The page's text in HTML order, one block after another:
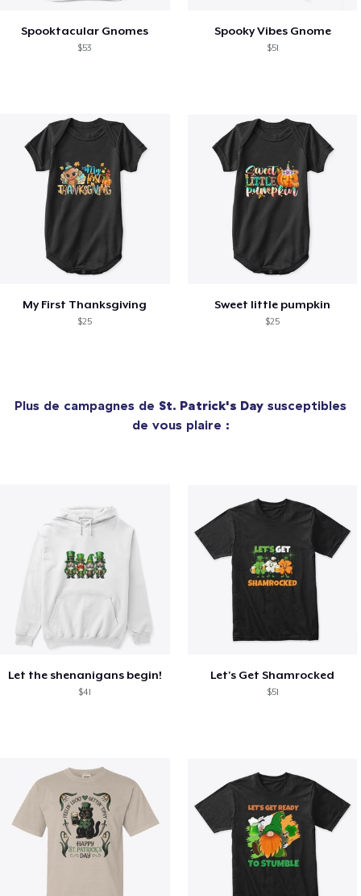
Spooktacular Gnomes
$53
Spooky Vibes Gnome
$51
My First Thanksgiving
$25
Sweet little pumpkin
$25
Plus de campagnes de St. Patrick's Day susceptibles
de vous plaire :
Let the shenanigans begin!
$41
Let's Get Shamrocked
$51